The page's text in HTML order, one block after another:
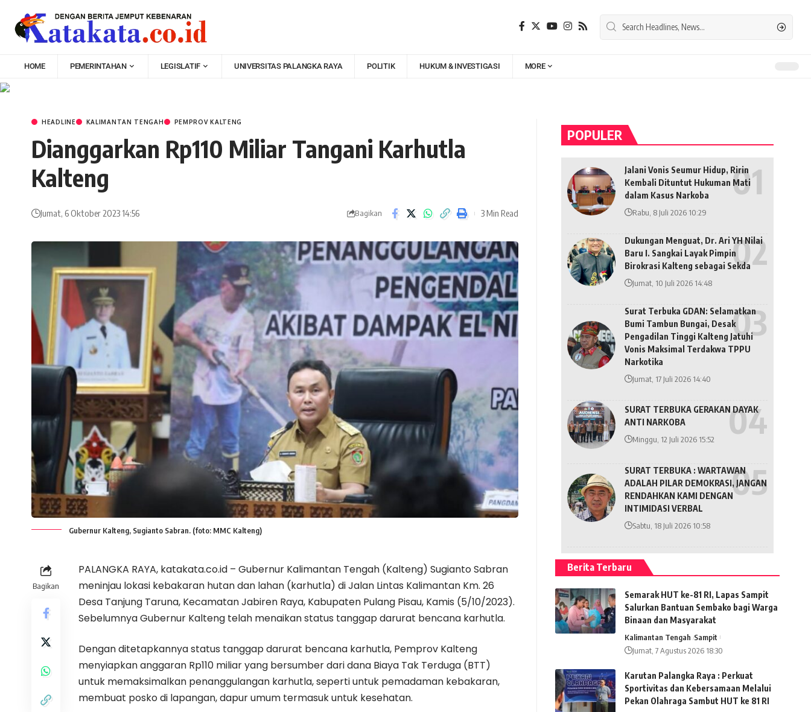
HOME PEMERINTAHAN LEGISLATIF UNIVERSITAS PALANGKA RAYA POLITIK HUKUM & INVESTIGASI MORE
HEADLINE KALIMANTAN TENGAH PEMPROV KALTENG
Dianggarkan Rp110 Miliar Tangani Karhutla
Kalteng
Jumat, 6 Oktober 2023 14:56 Bagikan 3 Min Read
Gubernur Kalteng, Sugianto Sabran. (foto: MMC Kalteng)
Bagikan
PALANGKA RAYA, katakata.co.id – Gubernur Kalimantan Tengah (Kalteng) Sugianto Sabran
meninjau lokasi kebakaran hutan dan lahan (karhutla) di Jalan Lintas Kalimantan Km. 26
Desa Tanjung Taruna, Kecamatan Jabiren Raya, Kabupaten Pulang Pisau, Kamis (5/10/2023).
Sebelumnya Gubernur Kalteng telah menaikan status tanggap darurat bencana karhutla.
Dengan ditetapkannya status tanggap darurat bencana karhutla, Pemprov Kalteng
menyiapkan anggaran Rp110 miliar yang bersumber dari dana Biaya Tak Terduga (BTT)
untuk memaksimalkan penanggulangan karhutla, seperti untuk pemadaman kebakaran,
membuat posko di lapangan, dapur umum termasuk untuk kesehatan.
POPULER
Jalani Vonis Seumur Hidup, Ririn
Kembali Dituntut Hukuman Mati
dalam Kasus Narkoba
Rabu, 8 Juli 2026 10:29
Dukungan Menguat, Dr. Ari YH Nilai
Baru I. Sangkai Layak Pimpin
Birokrasi Kalteng sebagai Sekda
Jumat, 10 Juli 2026 14:48
Surat Terbuka GDAN: Selamatkan
Bumi Tambun Bungai, Desak
Pengadilan Tinggi Kalteng Jatuhi
Vonis Maksimal Terdakwa TPPU
Narkotika
Jumat, 17 Juli 2026 14:40
SURAT TERBUKA GERAKAN DAYAK
ANTI NARKOBA
Minggu, 12 Juli 2026 15:52
SURAT TERBUKA : WARTAWAN
ADALAH PILAR DEMOKRASI, JANGAN
RENDAHKAN KAMI DENGAN
INTIMIDASI VERBAL
Sabtu, 18 Juli 2026 10:58
Berita Terbaru
Semarak HUT ke-81 RI, Lapas Sampit
Salurkan Bantuan Sembako bagi Warga
Binaan dan Masyarakat
Kalimantan Tengah Sampit
Jumat, 7 Agustus 2026 18:30
Karutan Palangka Raya : Perkuat
Sportivitas dan Kebersamaan Melalui
Pekan Olahraga Sambut HUT ke 81 RI